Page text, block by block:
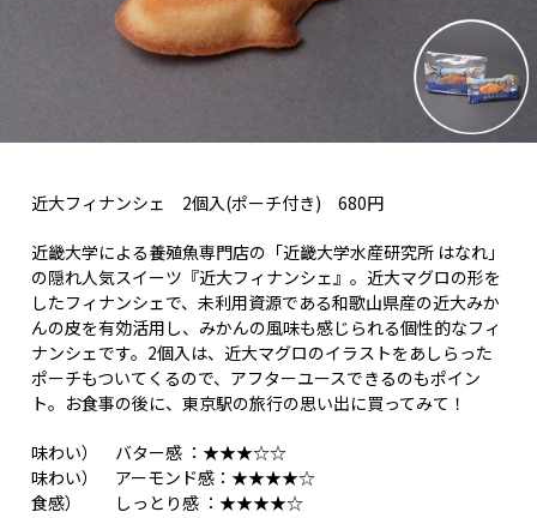
近大フィナンシェ 2個入(ポーチ付き) 680円
近畿大学による養殖魚専門店の「近畿大学水産研究所 はなれ」
の隠れ人気スイーツ『近大フィナンシェ』。近大マグロの形を
したフィナンシェで、未利用資源である和歌山県産の近大みか
んの皮を有効活用し、みかんの風味も感じられる個性的なフィ
ナンシェです。2個入は、近大マグロのイラストをあしらった
ポーチもついてくるので、アフターユースできるのもポイン
ト。お食事の後に、東京駅の旅行の思い出に買ってみて！
味わい） バター感 ：★★★☆☆
味わい） アーモンド感：★★★★☆
食感） しっとり感 ：★★★★☆